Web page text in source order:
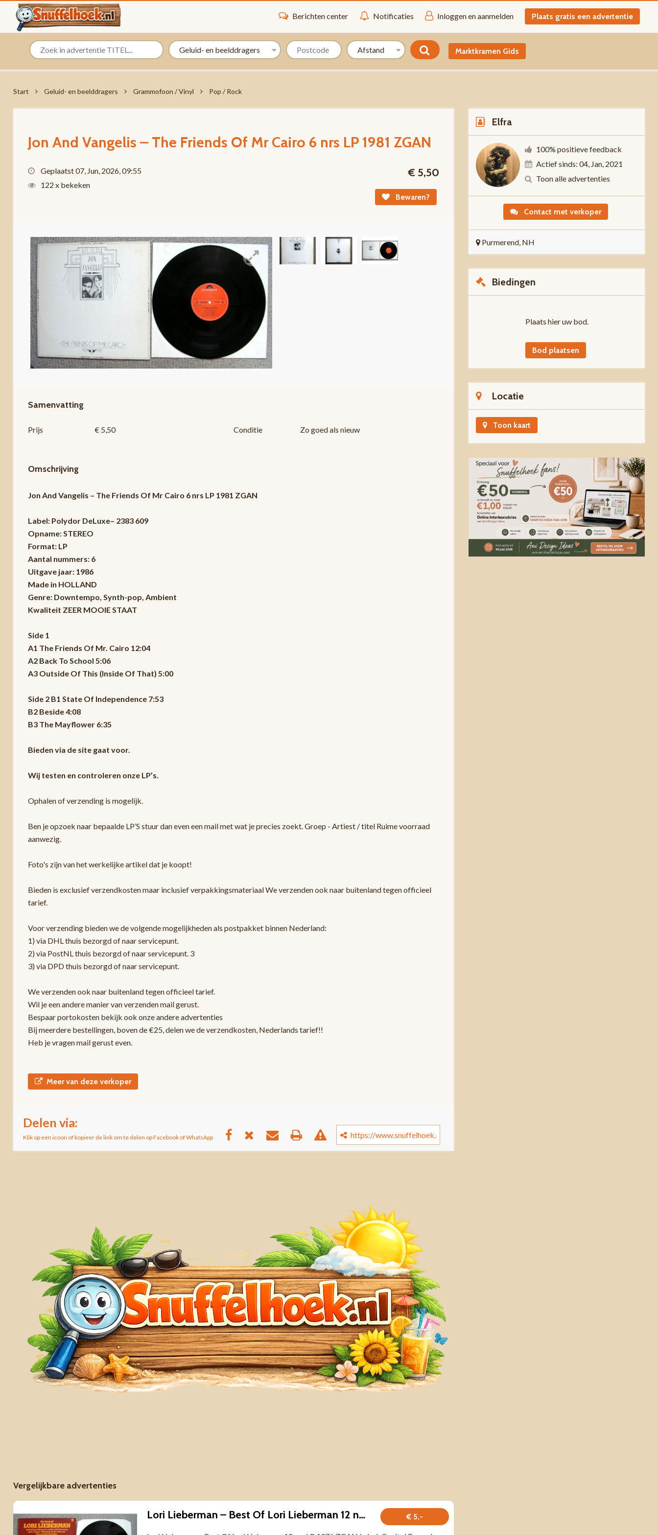
Berichten center Notificaties Inloggen en aanmelden Plaats gratis een advertentie
Marktkramen Gids
Start Geluid- en beelddragers Grammofoon / Vinyl Pop / Rock
Jon And Vangelis – The Friends Of Mr Cairo 6 nrs LP 1981 ZGAN
Geplaatst 07, Jun, 2026, 09:55
122 x bekeken
€ 5,50
Bewaren?
Samenvatting
Prijs € 5,50 Conditie Zo goed als nieuw
Omschrijving
Jon And Vangelis – The Friends Of Mr Cairo 6 nrs LP 1981 ZGAN
Label: Polydor DeLuxe– 2383 609
Opname: STEREO
Format: LP
Aantal nummers: 6
Uitgave jaar: 1986
Made in HOLLAND
Genre: Downtempo, Synth-pop, Ambient
Kwaliteit ZEER MOOIE STAAT
Side 1
A1 The Friends Of Mr. Cairo 12:04
A2 Back To School 5:06
A3 Outside Of This (Inside Of That) 5:00
Side 2 B1 State Of Independence 7:53
B2 Beside 4:08
B3 The Mayflower 6:35
Bieden via de site gaat voor.
Wij testen en controleren onze LP’s.
Ophalen of verzending is mogelijk.
Ben je opzoek naar bepaalde LP’S stuur dan even een mail met wat je precies zoekt. Groep - Artiest / titel Ruime voorraad
aanwezig.
Foto's zijn van het werkelijke artikel dat je koopt!
Bieden is exclusief verzendkosten maar inclusief verpakkingsmateriaal We verzenden ook naar buitenland tegen officieel
tarief.
Voor verzending bieden we de volgende mogelijkheden als postpakket binnen Nederland:
1) via DHL thuis bezorgd of naar servicepunt.
2) via PostNL thuis bezorgd of naar servicepunt. 3
3) via DPD thuis bezorgd of naar servicepunt.
We verzenden ook naar buitenland tegen officieel tarief.
Wil je een andere manier van verzenden mail gerust.
Bespaar portokosten bekijk ook onze andere advertenties
Bij meerdere bestellingen, boven de €25, delen we de verzendkosten, Nederlands tarief!!
Heb je vragen mail gerust even.
Meer van deze verkoper
Delen via:
Klik op een icoon of kopieer de link om te delen op Facebook of WhatsApp
Elfra
100% positieve feedback
Actief sinds: 04, Jan, 2021
Toon alle advertenties
Contact met verkoper
Purmerend, NH
Biedingen
Plaats hier uw bod.
Bod plaatsen
Locatie
Toon kaart
Vergelijkbare advertenties
€ 5,-
Lori Lieberman – Best Of Lori Lieberman 12 nrs LP 1976 ZGAN